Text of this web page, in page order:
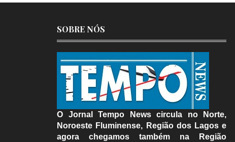
SOBRE NÓS
O Jornal Tempo News circula no Norte,
Noroeste Fluminense, Região dos Lagos e
agora chegamos também na Região